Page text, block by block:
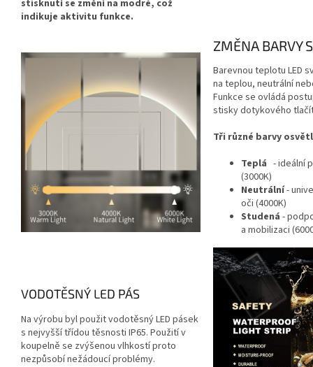
stisknutí se změní na modré, což
indikuje aktivitu funkce.
ZMĚNA BARVY
Barevnou teplotu LED
na teplou, neutrální
Funkce se ovládá
stisky dotykového
Tři různé barvy
Teplá - ideální
(3000K)
Neutrální-
oči (4000K)
Studená -
a mobilizaci
VODOTĚSNÝ LED PÁS
Na výrobu byl použit vodotěsný LED pásek
s nejvyšší třídou těsnosti IP65. Použití v
koupelně se zvýšenou vlhkostí proto
nezpůsobí nežádoucí problémy.